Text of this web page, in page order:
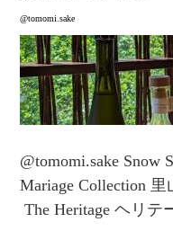
⁡⁡@tomomi.sake
⁡⁡@tomomi.sake ⁡Snow
Mariage Collection⁡⁡
⁡The Heritage ヘリ